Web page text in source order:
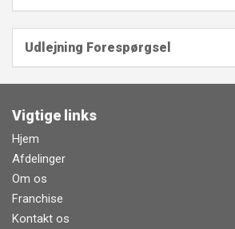
Udlejning Forespørgsel
Vigtige links
Hjem
Afdelinger
Om os
Franchise
Kontakt os